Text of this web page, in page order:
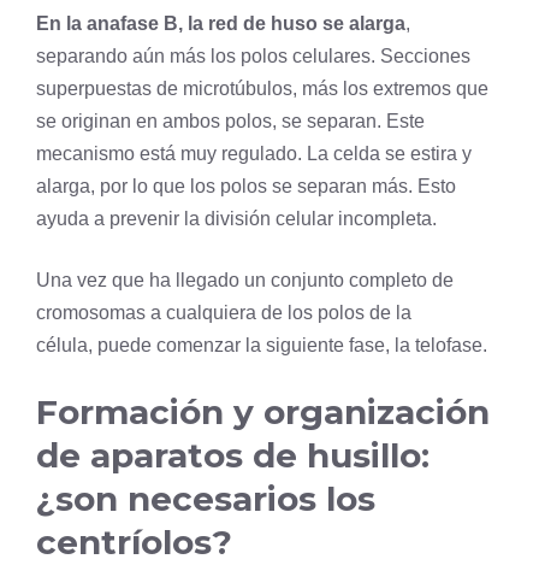
En la anafase B, la red de huso se alarga,
separando aún más los polos celulares. Secciones
superpuestas de microtúbulos, más los extremos que
se originan en ambos polos, se separan. Este
mecanismo está muy regulado. La celda se estira y
alarga, por lo que los polos se separan más. Esto
ayuda a prevenir la división celular incompleta.
Una vez que ha llegado un conjunto completo de
cromosomas a cualquiera de los polos de la
célula, puede comenzar la siguiente fase, la telofase.
Formación y organización
de aparatos de husillo:
¿son necesarios los
centríolos?